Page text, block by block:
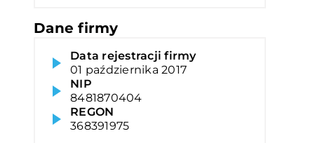
Dane firmy
Data rejestracji firmy
01 października 2017
NIP
8481870404
REGON
368391975